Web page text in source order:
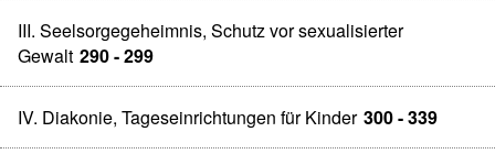
III. Seelsorgegeheimnis, Schutz vor sexualisierter
Gewalt 290 - 299
IV. Diakonie, Tageseinrichtungen für Kinder 300 - 339